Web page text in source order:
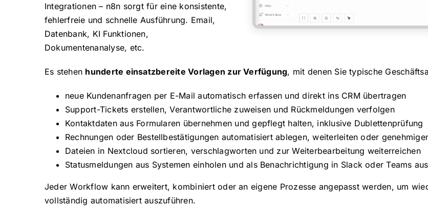
Integrationen – n8n sorgt für eine konsistente,
fehlerfreie und schnelle Ausführung. Email,
Datenbank, KI Funktionen,
Dokumentenanalyse, etc.
Es stehen hunderte einsatzbereite Vorlagen zur Verfügung, mit denen Sie typische
neue Kundenanfragen per E-Mail automatisch erfassen und direkt ins CRM übertragen
Support-Tickets erstellen, Verantwortliche zuweisen und Rückmeldungen verfolgen
Kontaktdaten aus Formularen übernehmen und gepflegt halten, inklusive Dublettenprüfung
Rechnungen oder Bestellbestätigungen automatisiert ablegen, weiterleiten oder
Dateien in Nextcloud sortieren, verschlagworten und zur Weiterbearbeitung weiterreichen
Statusmeldungen aus Systemen einholen und als Benachrichtigung in Slack oder Teams
Jeder Workflow kann erweitert, kombiniert oder an eigene Prozesse angepasst werden, um
vollständig automatisiert auszuführen.